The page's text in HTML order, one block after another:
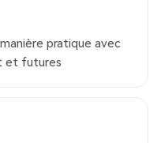
pratique avec
et futures